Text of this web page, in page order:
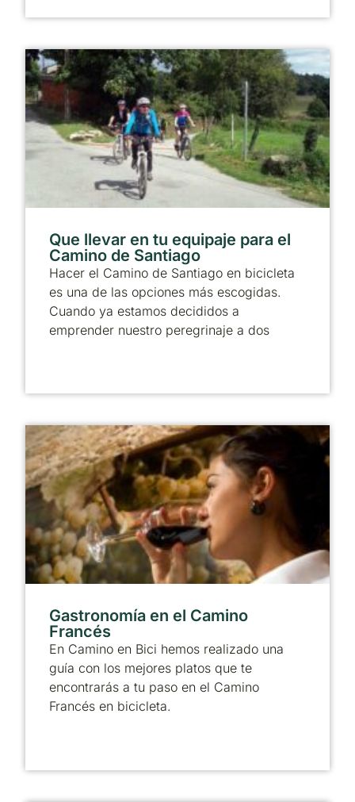
Que llevar en tu equipaje para el
Camino de Santiago
Hacer el Camino de Santiago en bicicleta
es una de las opciones más escogidas.
Cuando ya estamos decididos a
emprender nuestro peregrinaje a dos
Gastronomía en el Camino
Francés
En Camino en Bici hemos realizado una
guía con los mejores platos que te
encontrarás a tu paso en el Camino
Francés en bicicleta.